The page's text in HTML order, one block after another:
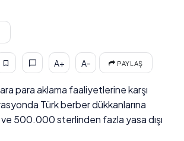
A+ A- PAYLAŞ
para aklama faaliyetlerine karşı
Türk berber dükkanlarına
500.000 sterlinden fazla yasa dışı